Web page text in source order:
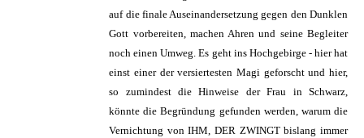
auf die finale Auseinandersetzung gegen den Dunklen
Gott vorbereiten, machen Ahren und seine Begleiter
noch einen Umweg. Es geht ins Hochgebirge - hier hat
einst einer der versiertesten Magi geforscht und hier,
so zumindest die Hinweise der Frau in Schwarz,
könnte die Begründung gefunden werden, warum die
Vernichtung von IHM, DER ZWINGT bislang immer